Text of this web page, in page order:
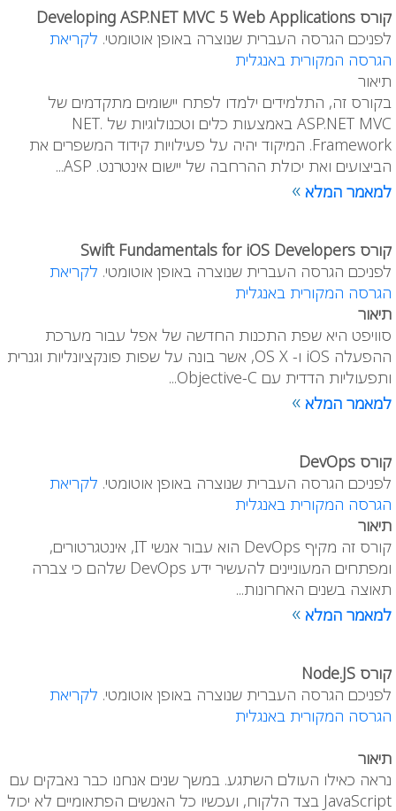
קורס Developing ASP.NET MVC 5 Web Applications
לפניכם הגרסה העברית שנוצרה באופן אוטומטי. לקריאת
הגרסה המקורית באנגלית
תיאור
בקורס זה, התלמידים ילמדו לפתח יישומים מתקדמים של
ASP.NET MVC באמצעות כלים וטכנולוגיות של .NET
Framework. המיקוד יהיה על פעילויות קידוד המשפרים את
הביצועים ואת יכולת ההרחבה של יישום אינטרנט. ASP...
למאמר המלא »
קורס Swift Fundamentals for iOS Developers
לפניכם הגרסה העברית שנוצרה באופן אוטומטי. לקריאת
הגרסה המקורית באנגלית
תיאור
סוויפט היא שפת התכנות החדשה של אפל עבור מערכת
ההפעלה iOS ו- OS X, אשר בונה על שפות פונקציונליות וגנרית
ותפעוליות הדדית עם Objective-C...
למאמר המלא »
קורס DevOps
לפניכם הגרסה העברית שנוצרה באופן אוטומטי. לקריאת
הגרסה המקורית באנגלית
תיאור
קורס זה מקיף DevOps הוא עבור אנשי IT, אינטגרטורים,
ומפתחים המעוניינים להעשיר ידע DevOps שלהם כי צברה
תאוצה בשנים האחרונות...
למאמר המלא »
קורס Node.JS
לפניכם הגרסה העברית שנוצרה באופן אוטומטי. לקריאת
הגרסה המקורית באנגלית
תיאור
נראה כאילו העולם השתגע. במשך שנים אנחנו כבר נאבקים עם
JavaScript בצד הלקוח, ועכשיו כל האנשים הפתאומיים לא יכול